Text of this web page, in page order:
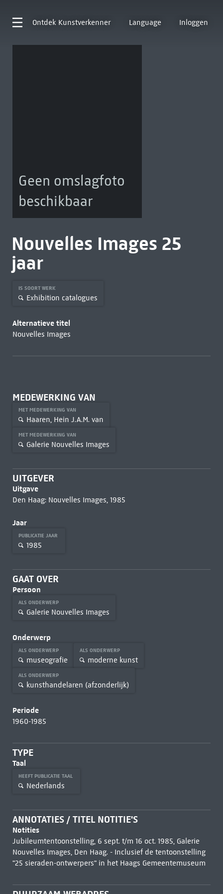
Ontdek Kunstverkenner Language Inloggen
Geen omslagfoto
beschikbaar
Nouvelles Images 25
jaar
IS SOORT WERK
Exhibition catalogues
Alternatieve titel
Nouvelles Images
MEDEWERKING VAN
MET MEDEWERKING VAN
Haaren, Hein J.A.M. van
MET MEDEWERKING VAN
Galerie Nouvelles Images
UITGEVER
Uitgave
Den Haag: Nouvelles Images, 1985
Jaar
PUBLICATIE JAAR
1985
GAAT OVER
Persoon
ALS ONDERWERP
Galerie Nouvelles Images
Onderwerp
ALS ONDERWERP
museografie
ALS ONDERWERP
moderne kunst
ALS ONDERWERP
kunsthandelaren (afzonderlijk)
Periode
1960-1985
TYPE
Taal
HEEFT PUBLICATIE TAAL
Nederlands
ANNOTATIES / TITEL NOTITIE'S
Notities
Jubileumtentoonstelling, 6 sept. t/m 16 oct. 1985, Galerie
Nouvelles Images, Den Haag. - Inclusief de tentoonstelling
"25 sieraden-ontwerpers" in het Haags Gemeentemuseum